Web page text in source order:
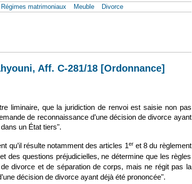
Régimes matrimoniaux Meuble Divorce
Aff. C-281/18 [Ordonnance]
liminaire, que la juridiction de renvoi est saisie non pas
de reconnaissance d’une décision de divorce ayant
un État tiers".
qu’il résulte notamment des articles 1er et 8 du règlement
des questions préjudicielles, ne détermine que les règles
divorce et de séparation de corps, mais ne régit pas la
décision de divorce ayant déjà été prononcée".